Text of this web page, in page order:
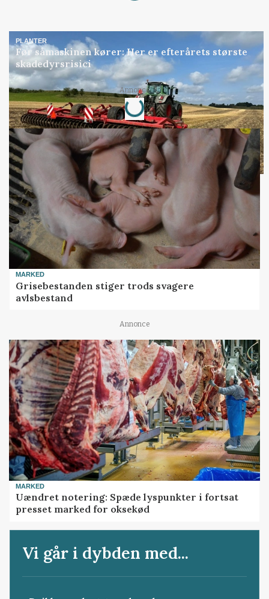
PLANTER
Før såmaskinen kører: Her er efterårets største
skadedyrsrisici
Annonce
Loading...
MARKED
Grisebestanden stiger trods svagere
avlsbestand
Annonce
MARKED
Uændret notering: Spæde lyspunkter i fortsat
presset marked for oksekød
Vi går i dybden med...